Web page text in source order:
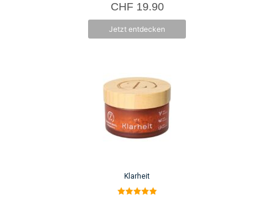
CHF19.90
Jetzt entdecken
Klarheit